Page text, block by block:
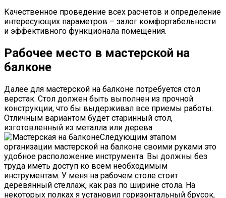
Качественное проведение всех расчетов и определение
интересующих параметров – залог комфортабельности
и эффективного функционала помещения.
Рабочее место в мастерской на
балконе
Далее для мастерской на балконе потребуется стол
верстак. Стол должен быть выполнен из прочной
конструкции, что бы выдерживал все приемы работы.
Отличным вариантом будет старинный стол,
изготовленный из металла или дерева.
Следующим этапом
организации мастерской на балконе своими руками это
удобное расположение инструмента. Вы должны без
труда иметь доступ ко всем необходимым
инструментам. У меня на рабочем столе стоит
деревянный стеллаж, как раз по ширине стола. На
некоторых полках я установил горизонтальный брусок,